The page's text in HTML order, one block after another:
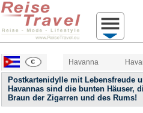
Havanna
Postkartenidylle mit Lebensfreude
Havannas sind die bunten Häuser,
Braun der Zigarren und des Rums!